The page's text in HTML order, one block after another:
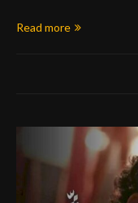
Read more